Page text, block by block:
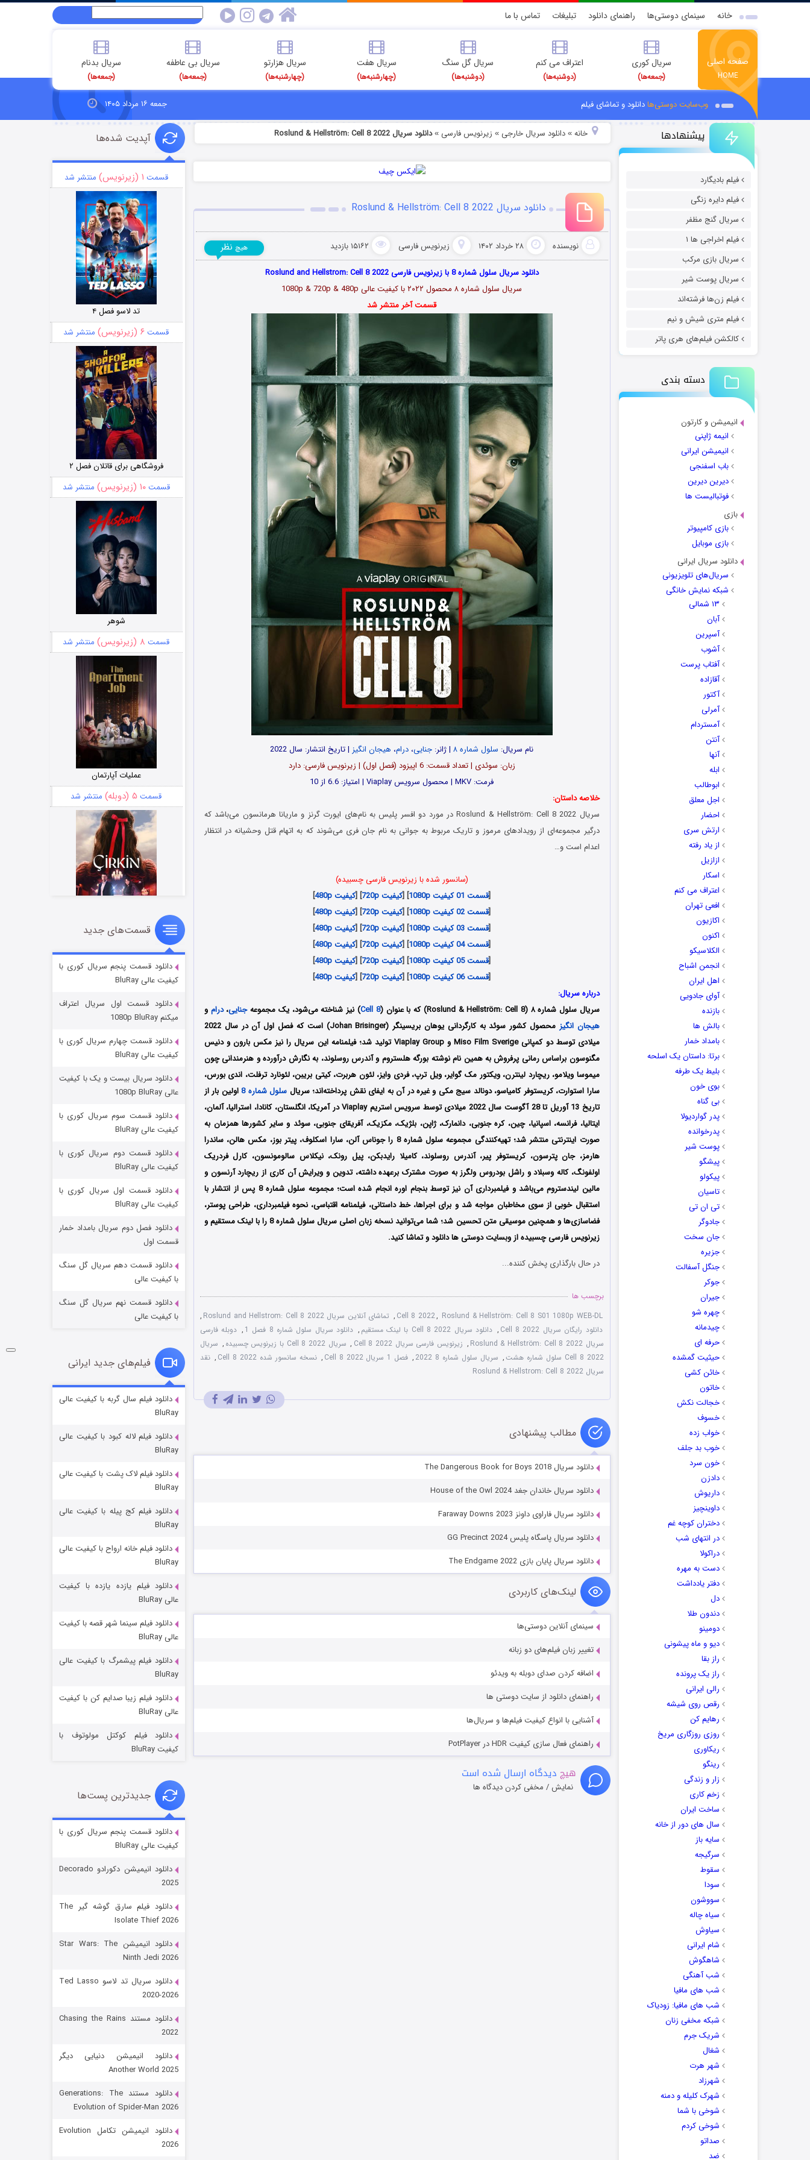
خانه سینمای دوستی‌ها راهنمای دانلود تبلیغات تماس با ما
صفحه اصلی
HOME
سریال کوری
(جمعه‌ها)
اعتراف می کنم
(دوشنبه‌ها)
سریال گل سنگ
(دوشنبه‌ها)
سریال هفت
(چهارشنبه‌ها)
سریال هزارتو
(چهارشنبه‌ها)
سریال بی عاطفه
(جمعه‌ها)
سریال بدنام
(جمعه‌ها)
وب‌سایت دوستی‌هادانلود و تماشای فیلم جمعه ۱۶ مرداد ۱۴۰۵
پیشنهادها
فیلم بادیگارد
فیلم دایره زنگی
سریال گنج مظفر
فیلم اخراجی ها ۱
سریال بازی مرکب
سریال پوست شیر
فیلم زن‌ها فرشته‌اند
فیلم متری شیش و نیم
کالکشن فیلم‌های هری پاتر
دسته بندی
انیمیشن و کارتون
انیمه ژاپنی
انیمیشن ایرانی
باب اسفنجی
دیرین دیرین
فوتبالیست ها
بازی
بازی کامپیوتر
بازی موبایل
دانلود سریال ایرانی
سریال‌های تلویزیونی
شبکه نمایش خانگی
۱۳ شمالی
آبان
آسپرین
آشوب
آفتاب پرست
آقازاده
آکتور
آمرلی
آمستردام
آنتن
آنها
ابله
ابوطالب
اجل معلق
احضار
ارتش سری
از یاد رفته
ازازیل
اسکار
اعتراف می کنم
افعی تهران
اکازیون
اکنون
الکلاسیکو
انجمن اشباح
اهل ایران
آوای جادویی
بازنده
بالش ها
بامداد خمار
برتا: داستان یک اسلحه
بلیط یک‌‌ طرفه
بوی خون
بی گناه
پدر گواردیولا
پدرخوانده
پوست شیر
پیشگو
پیکولو
تاسیان
تی ان تی
جادوگر
جان سخت
جزیره
جنگل آسفالت
جوکر
جیران
چهره شو
چیدمانه
حرفه ای
حیثیت گمشده
خائن کشی
خاتون
خجالت نکش
خسوف
خواب زده
خوب بد جلف
خون سرد
دادزن
داریوش
داوینچیز
دختران کوچه غم
در انتهای شب
دراکولا
دست به مهره
دفتر یادداشت
دل
دندون طلا
دومینو
دیو و ماه پیشونی
راز بقا
راز یک پرونده
رالی ایرانی
رقص روی شیشه
رهایم کن
روزی روزگاری مریخ
ریکاوری
رینگو
زار و زندگی
زخم کاری
ساخت ایران
سال های دور از خانه
سایه باز
سرگیجه
سقوط
سودا
سووشون
سیاه چاله
سیاوش
شام ایرانی
شاهگوش
شب آهنگی
شب های مافیا
شب های مافیا: زودیاک
شبکه مخفی زنان
شریک جرم
شغال
شهر هرت
شهرزاد
شهرک کلیله و دمنه
شوخی با شما
شوخی کردم
صداتو
ضد
خانه» دانلود سریال خارجی » زیرنویس فارسی »دانلود سریال Roslund & Hellström: Cell 8 2022
دانلود سریال Roslund & Hellström: Cell 8 2022
نویسنده ۲۸ خرداد ۱۴۰۲ زیرنویس فارسی ۱۵۱۶۲ بازدید هیچ نظر
دانلود سریال سلول شماره 8 با زیرنویس فارسی Roslund and Hellstrom: Cell 8 2022
سریال سلول شماره ۸ محصول ۲۰۲۲ با کیفیت عالی 1080p & 720p & 480p
قسمت آخر منتشر شد
نام سریال: سلول شماره ۸ | ژانر: جنایی، درام، هیجان انگیز | تاریخ انتشار: سال 2022
زبان: سوئدی | تعداد قسمت‌‌‌‌: 6 اپیزود (فصل اول) | زیرنویس فارسی: دارد
فرمت: MKV | محصول سرویس Viaplay | امتیاز: 6.6 از 10
خلاصه داستان:
سریال Roslund & Hellström: Cell 8 2022 در مورد دو افسر پلیس به نام‌های ایورت گرنز و ماریانا هرمانسون می‌باشد که
درگیر مجموعه‌ای از رویدادهای مرموز و تاریک مربوط به جوانی به نام جان فری می‌شوند که به اتهام قتل وحشیانه در انتظار
اعدام است و…
(سانسور شده با زیرنویس فارسی چسبیده)
[قسمت 01 کیفیت 1080p ] [کیفیت 720p ] [کیفیت 480p
]
[قسمت 02 کیفیت 1080p ] [کیفیت 720p ] [کیفیت 480p
]
[قسمت 03 کیفیت 1080p ] [کیفیت 720p ] [کیفیت 480p
]
[قسمت 04 کیفیت 1080p ] [کیفیت 720p ] [کیفیت 480p
]
[قسمت 05 کیفیت 1080p ] [کیفیت 720p ] [کیفیت 480p
]
[قسمت 06 کیفیت 1080p ] [کیفیت 720p ] [کیفیت 480p
]
درباره سریال:
سریال سلول شماره ۸ (Roslund & Hellström: Cell 8) که با عنوان (
Cell 8) نیز شناخته می‌شود، یک مجموعهجنایی،درام و
هیجان انگیز
محصول کشور سوئد به کارگردانی یوهان بریسینگر (Johan Brisinger) است که فصل اول آن در سال 2022
میلادی توسط دو کمپانی Miso Film Sverige و Viaplay Group تولید شد؛ فیلمنامه این سریال را نیز مکس بارون و دنیس
مگنوسون براساس رمانی پرفروش به همین نام نوشته بورگه هلستروم و آندرس روسلوند، به نگارش درآورده و هنرمندانی چون
میموسا ویلامو، ریچارد لینترن، ویکتور مک گوایر، ویل ترپ، فردی وایز، لئون هربرت، کیتی بریبن، لئونارد ترفلت، اندی بورس،
سارا استوارت، کریستوفر کامیاسو، دونالد سیج مکی و غیره در آن به ایفای نقش پرداخته‌اند؛ سریال سلول شماره 8 اولین بار از
تاریخ 13 آوریل تا 28 آگوست سال 2022 میلادی توسط سرویس استریم Viaplay در آمریکا، انگلستان، کانادا، استرالیا، آلمان،
ایتالیا، فرانسه، اسپانیا، چین، کره جنوبی، دانمارک، ژاپن، بلژیک، مکزیک، آفریقای جنوبی، سوئد و سایر کشورها همزمان به
صورت اینترنتی منتشر شد؛ تهیه‌کنندگی مجموعه سلول شماره 8 را جوناس آلن، سارا اسکلوف، پیتر بوز، مکس هالن، ساندرا
هارمز، جان پترسون، کریستوفر پیر، آندرس روسلوند، کامیلا رایدبکن، پیل رونک، نیکلاس سالومونسون، کارل فردریک
اولفونگ، کاله وسبلاد و راشل بودروس ولگرز به صورت مشترک برعهده داشته، تدوین و ویرایش آن کاری از ریچارد آرنسون و
مالین لیندستروم می‌باشد و فیلمبرداری آن نیز توسط بنجام اوره انجام شده است؛ مجموعه سلول شماره 8 پس از انتشار با
استقبال خوبی از سوی مخاطبان مواجه شد و برای اجراها، خط داستانی، فیلمنامه اقتباسی، نحوه فیلمبرداری، طراحی پوستر،
فضاسازی‌ها و همچنین موسیقی متن تحسین شد؛ شما می‌توانید نسخه زبان اصلی سریال سلول شماره 8 را با لینک مستقیم و
زیرنویس فارسی چسبیده از وبسایت دوستی ها دانلود و تماشا کنید.
در حال بارگذاری پخش کننده...
برچسب ها
Cell 8 2022, Roslund & Hellström: Cell 8 S01 1080p WEB-DL
, تماشای آنلاین سریال Roslund and Hellstrom: Cell 8 2022
,
دانلود رایگان سریال Cell 8 2022
, دانلود سریال Cell 8 2022 با لینک مستقیم , دانلود سریال سلول شماره 8 فصل 1 , دوبله فارسی
سریال Roslund & Hellström: Cell 8 2022
, زیرنویس فارسی سریال Cell 8 2022 , سریال Cell 8 2022 با زیرنویس چسبیده , سریال
Cell 8 2022 سلول شماره هشت
, سریال سلول شماره 8 2022 , فصل 1 سریال Cell 8 2022 , نسخه سانسور شده Cell 8 2022 , نقد
سریال Roslund & Hellstrom: Cell 8 2022
مطالب پیشنهادی
دانلود سریال The Dangerous Book for Boys 2018
دانلود سریال خاندان جغد House of the Owl 2024
دانلود سریال فاراوی داونز Faraway Downs 2023
دانلود سریال پاسگاه پلیس GG Precinct 2024
دانلود سریال پایان بازی The Endgame 2022
لینک‌های کاربردی
سینمای آنلاین دوستی‌ها
تغییر زبان فیلم‌های دو زبانه
اضافه کردن صدای دوبله به ویدئو
راهنمای دانلود از سایت دوستی ها
آشنایی با انواع کیفیت فیلم‌ها و سریال‌ها
راهنمای فعال سازی کیفیت HDR در PotPlayer
هیچ دیدگاه ارسال شده است
نمایش / مخفی کردن دیدگاه ها
آپدیت شده‌ها
قسمت ۱ (زیرنویس) منتشر شد
تد لاسو فصل ۴
قسمت ۶ (زیرنویس) منتشر شد
فروشگاهی برای قاتلان فصل ۲
قسمت۱۰ (زیرنویس) منتشر شد
شوهر
قسمت ۸ (زیرنویس) منتشر شد
عملیات آپارتمان
قسمت ۵ (دوبله) منتشر شد
سریال زشت
قسمت۲ (زیرنویس) منتشر شد
مردگان متحرک: شهر مرده ۳
شکست استوارت در نجات جهان
قسمت ۷ (زیرنویس) منتشر شد
شوگر فصل ۲
قسمت
خاندان اژدها فصل ۳
جادوگری در مغولستان
قسمت
رویایی برای تو
قسمت
قسمت‌های جدید
دانلود قسمت پنجم سریال کوری با
کیفیت عالی BluRay
دانلود قسمت اول سریال اعتراف
میکنم 1080p BluRay
دانلود قسمت چهارم سریال کوری با
کیفیت عالی BluRay
دانلود سریال بیست و یک با کیفیت
عالی 1080p BluRay
دانلود قسمت سوم سریال کوری با
کیفیت عالی BluRay
دانلود قسمت دوم سریال کوری با
کیفیت عالی BluRay
دانلود قسمت اول سریال کوری با
کیفیت عالی BluRay
دانلود فصل دوم سریال بامداد خمار
قسمت اول
دانلود قسمت دهم سریال گل سنگ
با کیفیت عالی
دانلود قسمت نهم سریال گل سنگ
با کیفیت عالی
فیلم‌های جدید ایرانی
دانلود فیلم سال گربه با کیفیت عالی
BluRay
دانلود فیلم لاله کبود با کیفیت عالی
BluRay
دانلود فیلم لاک پشت با کیفیت عالی
BluRay
دانلود فیلم کج‌ پیله با کیفیت عالی
BluRay
دانلود فیلم خانه ارواح با کیفیت عالی
BluRay
دانلود فیلم یازده یازده با کیفیت
عالی BluRay
دانلود فیلم سینما شهر قصه با کیفیت
عالی BluRay
دانلود فیلم پیشمرگ با کیفیت عالی
BluRay
دانلود فیلم زیبا صدایم کن با کیفیت
عالی BluRay
دانلود فیلم کوکتل مولوتوف با
کیفیت BluRay
جدیدترین پست‌ها
دانلود قسمت پنجم سریال کوری با
کیفیت عالی BluRay
دانلود انیمیشن دکورادو Decorado
2025
دانلود فیلم سارق گوشه گیر The
Isolate Thief 2026
دانلود انیمیشن Star Wars: The
Ninth Jedi 2026
دانلود سریال تد لاسو Ted Lasso
2020-2026
دانلود مستند Chasing the Rains
2022
دانلود انیمیشن دنیایی دیگر
Another World 2025
دانلود مستند Generations: The
Evolution of Spider-Man 2026
دانلود انیمیشن تکامل Evolution
2026